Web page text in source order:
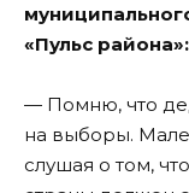
«Пульс района»:
— Помню, что
на выборы.
слушая о том,